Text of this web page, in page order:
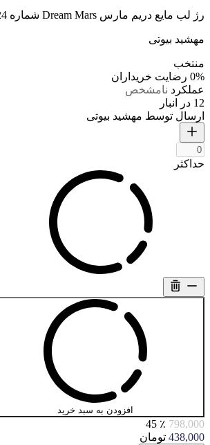
رژ لب مایع دریم مارس Dream Mars شماره 24
مهشید بیوتی
منتخب
0% رضایت خریداران
عملکرد نامشخص
12 در انبار
ارسال توسط مهشید بیوتی
حداکثر
افزودن به سبد خرید
798,000 ٪ 45
438,000 تومان